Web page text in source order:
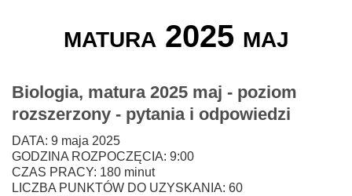
matura 2025 maj
Biologia, matura 2025 maj - poziom
rozszerzony - pytania i odpowiedzi
DATA: 9 maja 2025
GODZINA ROZPOCZĘCIA: 9:00
CZAS PRACY: 180 minut
LICZBA PUNKTÓW DO UZYSKANIA: 60